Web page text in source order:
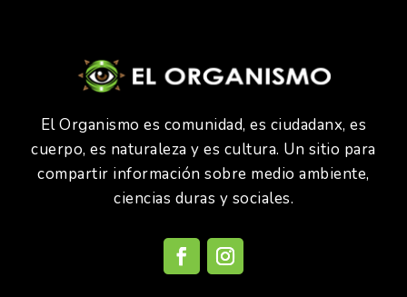
El Organismo es comunidad, es ciudadanx, es
cuerpo, es naturaleza y es cultura. Un sitio para
compartir información sobre medio ambiente,
ciencias duras y sociales.